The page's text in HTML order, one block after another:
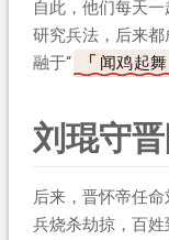
自此，他们每天
研究兵法，后来
融于“
闻鸡起舞
刘琨守
后来，晋怀帝任
兵烧杀劫掠，百姓